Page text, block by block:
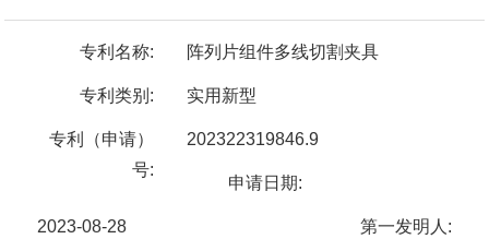
专利名称: 阵列片组件多线切割夹具
专利类别: 实用新型
专利（申请）
号:
202322319846.9
申请日期:
2023-08-28 第一发明人: